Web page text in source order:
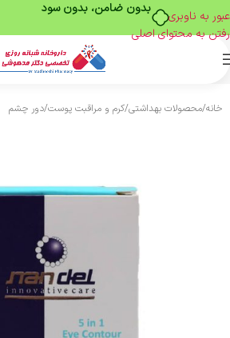
بدون ضامن، بدون سود
عبور به ناوبری
رفتن به محتوای اصلی
خانه/محصولات بهداشتی/کرم و مراقبت پوست/دور چشم